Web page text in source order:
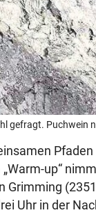
gefragt. Puchwein
up“
Grimming
Uhr in der